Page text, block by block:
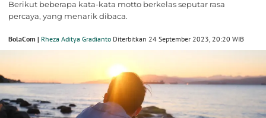
Berikut beberapa kata-kata motto berkelas seputar rasa
percaya, yang menarik dibaca.
BolaCom | Rheza Aditya Gradianto Diterbitkan 24 September 2023, 20:20 WIB